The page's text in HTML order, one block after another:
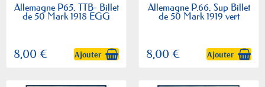
Allemagne P65, TTB- Billet
de 50 Mark 1918 EGG
8,00 € Ajouter
Allemagne P.66, Sup Billet
de 50 Mark 1919 vert
8,00 € Ajouter